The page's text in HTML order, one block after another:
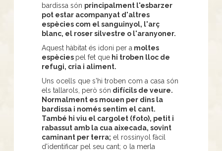
bardissa són principalment l'esbarzer
pot estar acompanyat d'altres
espècies com el sanguinyol, l'arç
blanc, el roser silvestre o l'aranyoner.
Aquest hàbitat és idoni per a moltes
espècies pel fet que hi troben lloc de
refugi, cria i aliment.
Uns ocells que s'hi troben com a casa són
els tallarols, però són difícils de veure.
Normalment es mouen per dins la
bardissa i només sentim el cant.
També hi viu el cargolet (foto), petit i
rabassut amb la cua aixecada, sovint
caminant per terra; el rossinyol fàcil
d'identificar pel seu cant; o la merla